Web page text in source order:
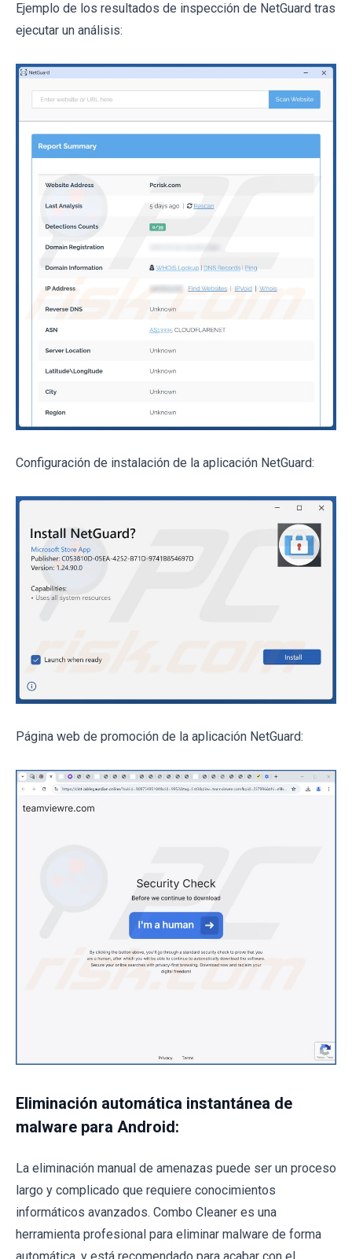
Ejemplo de los resultados de inspección de NetGuard tras
ejecutar un análisis:
Configuración de instalación de la aplicación NetGuard:
Página web de promoción de la aplicación NetGuard:
Eliminación automática instantánea de
malware para Android:
La eliminación manual de amenazas puede ser un proceso
largo y complicado que requiere conocimientos
informáticos avanzados. Combo Cleaner es una
herramienta profesional para eliminar malware de forma